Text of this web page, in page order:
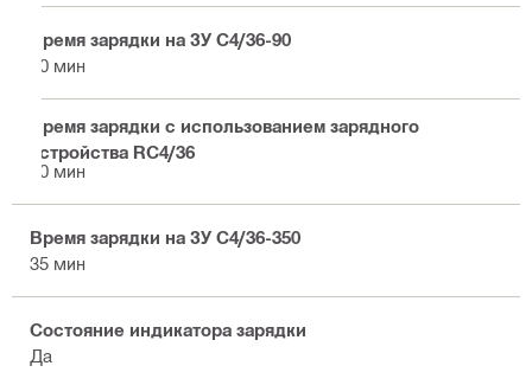
Время зарядки на ЗУ С4/36-90
80 мин
Время зарядки с использованием зарядного
устройства RC4/36
80 мин
Время зарядки на ЗУ С4/36-350
35 мин
Состояние индикатора зарядки
Да